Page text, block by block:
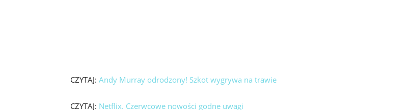
CZYTAJ: Andy Murray odrodzony! Szkot wygrywa na trawie
CZYTAJ: Netflix. Czerwcowe nowości godne uwagi